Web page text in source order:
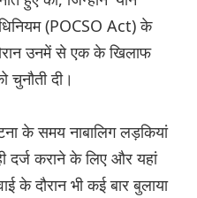
(POCSO Act) के
उनमें से एक के खिलाफ
चुनौती दी।
के समय नाबालिग लड़कियां
दर्ज कराने के लिए और यहां
के दौरान भी कई बार बुलाया